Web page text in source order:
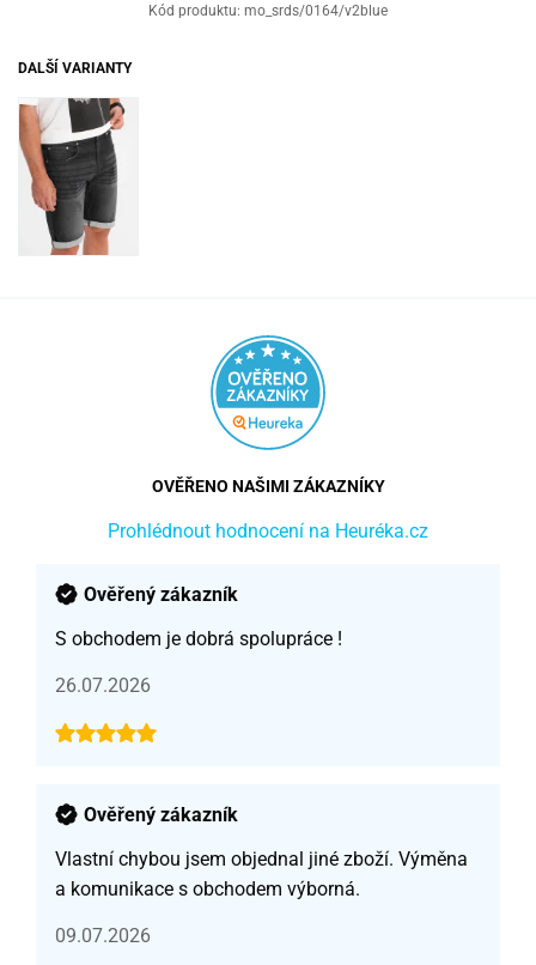
Kód produktu: mo_srds/0164/v2blue
DALŠÍ VARIANTY
OVĚŘENO NAŠIMI ZÁKAZNÍKY
Prohlédnout hodnocení na Heuréka.cz
Ověřený zákazník
S obchodem je dobrá spolupráce !
26.07.2026
Ověřený zákazník
Vlastní chybou jsem objednal jiné zboží. Výměna
a komunikace s obchodem výborná.
09.07.2026